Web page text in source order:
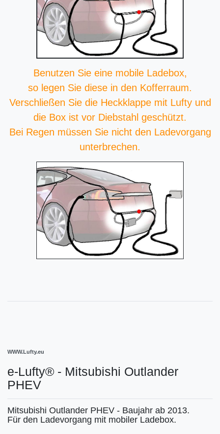
Benutzen Sie eine mobile Ladebox,
so legen Sie diese in den Kofferraum.
Verschließen Sie die Heckklappe mit Lufty und
die Box ist vor Diebstahl geschützt.
Bei Regen müssen Sie nicht den Ladevorgang
unterbrechen.
WWW.Lufty.eu
e-Lufty® - Mitsubishi Outlander
PHEV
Mitsubishi Outlander PHEV - Baujahr ab 2013.
Für den Ladevorgang mit mobiler Ladebox.